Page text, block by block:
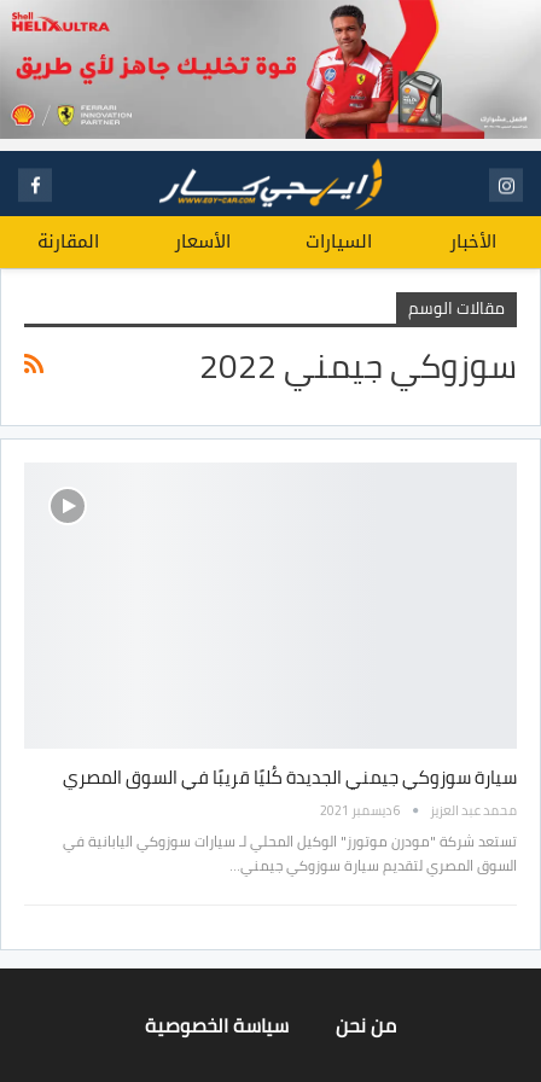
الأخبار السيارات الأسعار المقارنة
مقالات الوسم
سوزوكي جيمني 2022
سيارة سوزوكي جيمني الجديدة كُليًا قريبًا في السوق المصري
محمد عبد العزيز 6 ديسمبر 2021
تستعد شركة "مودرن موتورز" الوكيل المحلي لـ سيارات سوزوكي اليابانية في
السوق المصري لتقديم سيارة سوزوكي جيمني…
من نحن سياسة الخصوصية